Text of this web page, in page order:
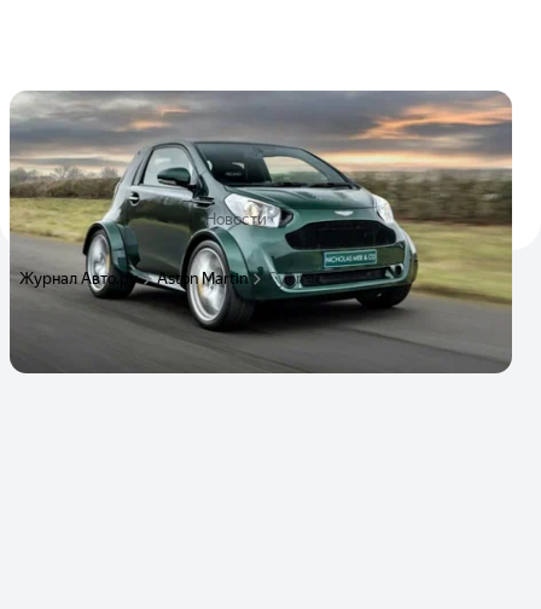
Единственный в мире крохотный Aston
Martin с V8 выставили на продажу
Автомобильчик длиной менее 3 метров укомплектован
430-сильным V8
7 28 февраля 2025Новости
Журнал Авто.ру Aston Martin Cygnet